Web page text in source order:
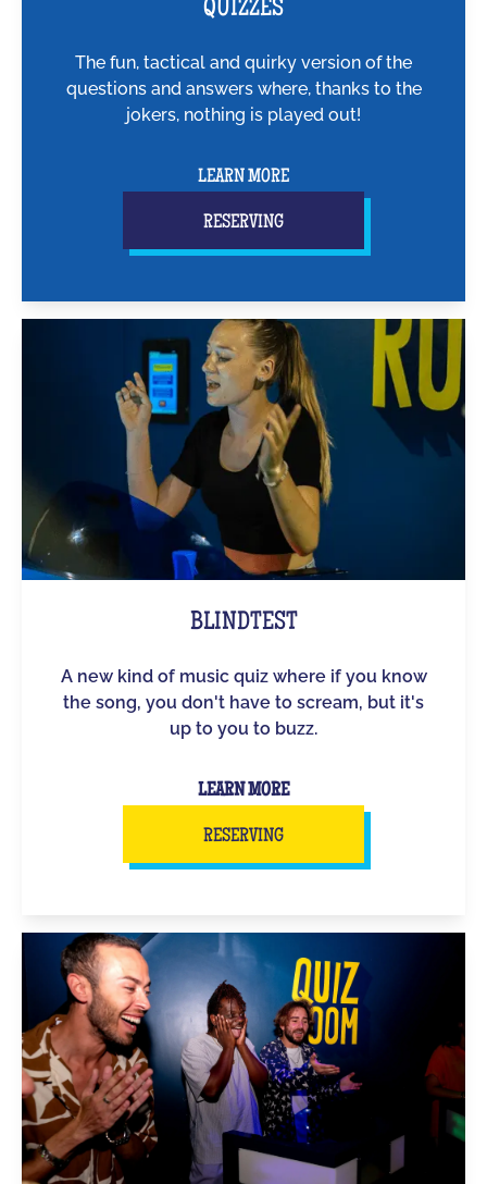
QUIZZES
The fun, tactical and quirky version of the
questions and answers where, thanks to the
jokers, nothing is played out!
LEARN MORE
RESERVING
BLINDTEST
A new kind of music quiz where if you know
the song, you don't have to scream, but it's
up to you to buzz.
LEARN MORE
RESERVING